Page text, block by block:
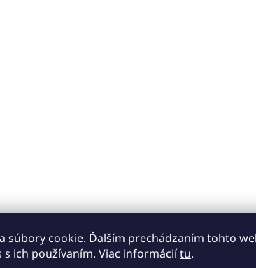
súbory cookie. Ďalším prechádzaním tohto
s ich používaním. Viac informáciítu.